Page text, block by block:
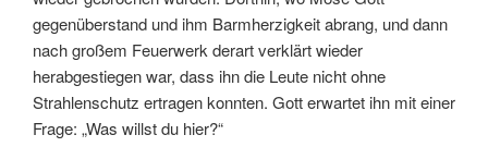
gegenüberstand und ihm Barmherzigkeit abrang, und dann
nach großem Feuerwerk derart verklärt wieder
herabgestiegen war, dass ihn die Leute nicht ohne
Strahlenschutz ertragen konnten. Gott erwartet ihn mit einer
Frage: „Was willst du hier?“